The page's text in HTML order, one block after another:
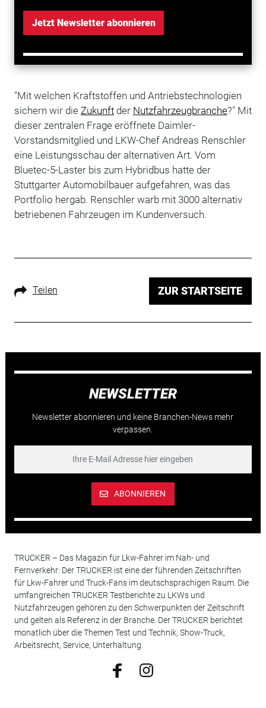
Jetzt Newsletter abonnieren
"Mit welchen Kraftstoffen und Antriebstechnologien
sichern wir die Zukunftder Nutzfahrzeugbranche?" Mit
dieser zentralen Frage eröffnete Daimler-
Vorstandsmitglied und LKW-Chef Andreas Renschler
eine Leistungsschau der alternativen Art. Vom
Bluetec-5-Laster bis zum Hybridbus hatte der
Stuttgarter Automobilbauer aufgefahren, was das
Portfolio hergab. Renschler warb mit 3000 alternativ
betriebenen Fahrzeugen im Kundenversuch.
Teilen ZUR STARTSEITE
NEWSLETTER
Newsletter abonnieren und keine Branchen-News mehr
verpassen.
ABONNIEREN
TRUCKER – Das Magazin für Lkw-Fahrer im Nah- und
Fernverkehr: Der TRUCKER ist eine der führenden Zeitschriften
für Lkw-Fahrer und Truck-Fans im deutschsprachigen Raum. Die
umfangreichen TRUCKER Testberichte zu LKWs und
Nutzfahrzeugen gehören zu den Schwerpunkten der Zeitschrift
und gelten als Referenz in der Branche. Der TRUCKER berichtet
monatlich über die Themen Test und Technik, Show-Truck,
Arbeitsrecht, Service, Unterhaltung.